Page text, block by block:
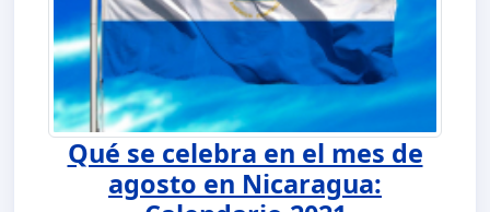
Qué se celebra en el mes de
agosto en Nicaragua: